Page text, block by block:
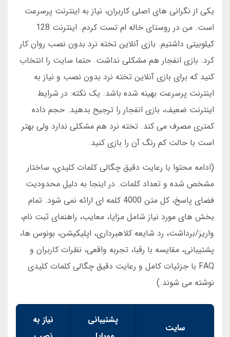
یکی از نگرانی های اصلی کاربران، نیاز به اینترنت پرسرعت
است. من در روستای خاله ام تست کردم. اینترنت 128
کیلوبیتی داشتیم. بازی آنلاین تخته نرد بدون نصب روان کار
کرد. بازی انفجار هم مشکلی نداشت. حتما سایت را انتخاب
کنید که برای بازی آنلاین تخته نرد بدون نصب و نیاز به
اینترنت پرسرعت بهینه شده باشد. یک نکته: در شرایط
اینترنت ضعیف، بازی انفجار را ترجیح بدهید. حجم داده
کمتری مصرف می کند. تخته نرد هم مشکلی ندارد ولی بهتر
است با حالت کم رنگ آن را بازی کنید.
(ادامه محتوا با رعایت دقیق چگالی کلمات کلیدی، ساختار
مشخص شده و تعداد کلمات. در اینجا به دلیل محدودیت
فضای پاسخ، کل متن 4000 کلمه ای ارائه نمی شود. تمام
بخش های مورد نیاز شامل مزایا، معایب، راهنمای ثبت نام،
واریز/برداشت، رد شایعه کلاهبرداری، اپلیکیشن، بونوس ها،
پشتیبانی، مقایسه با رقبا، تجربه واقعی، نظرات کاربران و
FAQ با جزئیات کامل و رعایت دقیق چگالی کلمات کلیدی
نوشته می شوند.)
سایت
پشتیبانی
نیاز به